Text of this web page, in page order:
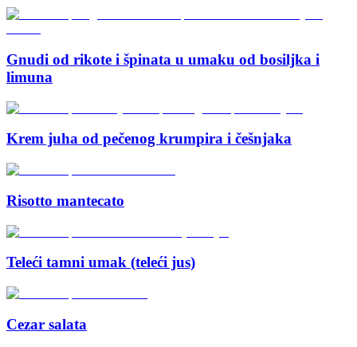
Gnudi od rikote i špinata u umaku od bosiljka i
limuna
Krem juha od pečenog krumpira i češnjaka
Risotto mantecato
Teleći tamni umak (teleći jus)
Cezar salata